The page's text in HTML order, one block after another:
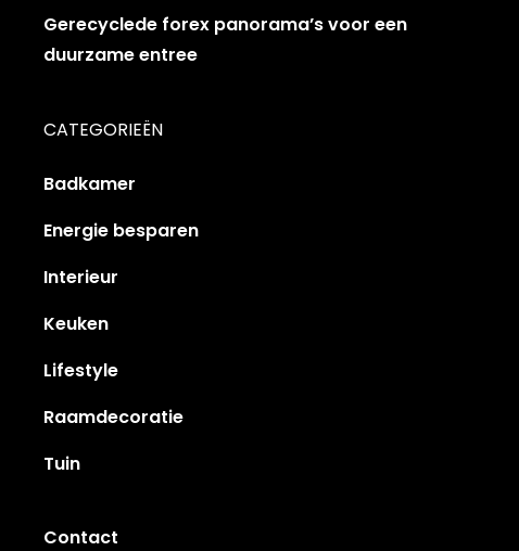
Gerecyclede forex panorama’s voor een
duurzame entree
CATEGORIEËN
Badkamer
Energie besparen
Interieur
Keuken
Lifestyle
Raamdecoratie
Tuin
Contact